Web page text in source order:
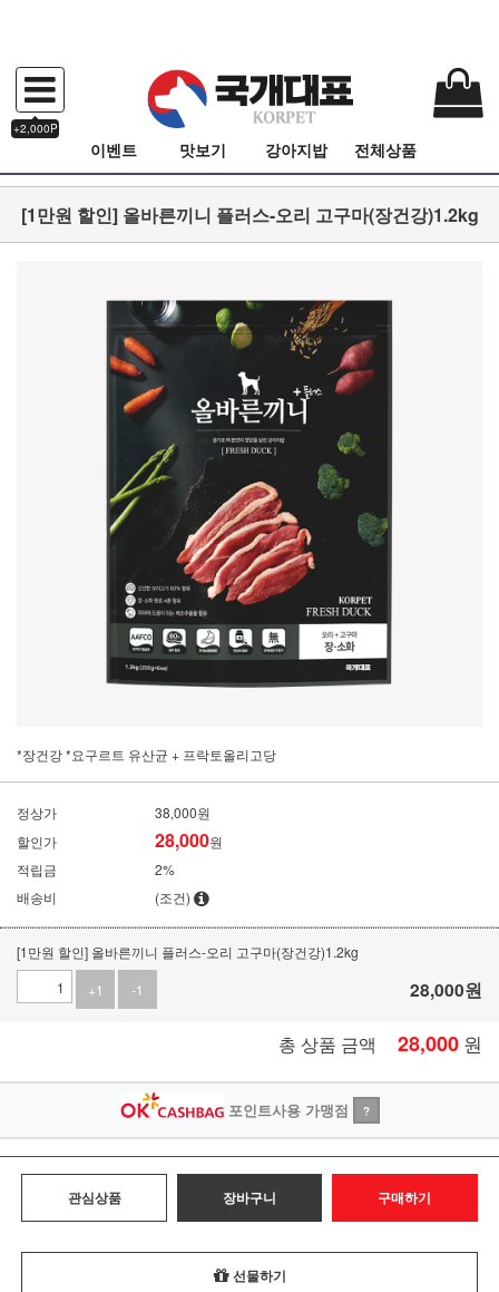
+2,000P
이벤트 맛보기 강아지밥 전체상품
[1만원 할인] 올바른끼니 플러스-오리 고구마(장건강)1.2kg
*장건강 *요구르트 유산균 + 프락토올리고당
정상가
38,000원
할인가
28,000원
적립금
2%
배송비
(조건)
[1만원 할인] 올바른끼니 플러스-오리 고구마(장건강)1.2kg
+1
-1 28,000원
총 상품 금액 28,000 원
포인트사용 가맹점 ?
관심상품 장바구니 구매하기
선물하기